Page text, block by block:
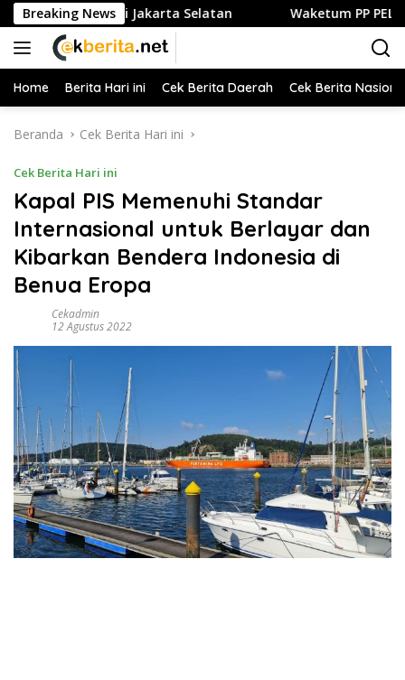
Langsung
ke
konten
Breaking News
Kuliner di Jakarta Selatan Waketum PP PELTI ,H.
Home Berita Hari ini Cek Berita Daerah Cek Berita
Beranda Cek Berita Hari ini
Cek Berita Hari ini
Kapal PIS Memenuhi Standar
Internasional untuk Berlayar dan
Kibarkan Bendera Indonesia di
Benua Eropa
Cekadmin
12 Agustus 2022